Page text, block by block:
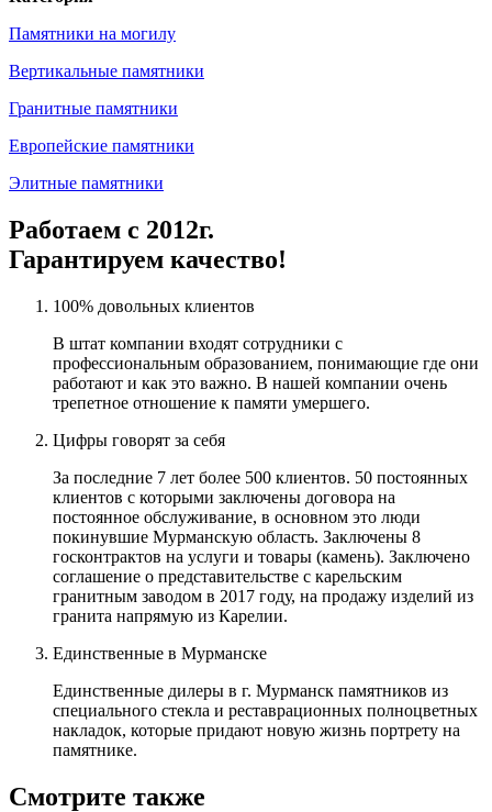
Памятники на могилу
Вертикальные памятники
Гранитные памятники
Европейские памятники
Элитные памятники
Работаем с 2012г.
Гарантируем качество!
100% довольных клиентов
В штат компании входят сотрудники с
профессиональным образованием, понимающие где они
работают и как это важно. В нашей компании очень
трепетное отношение к памяти умершего.
Цифры говорят за себя
За последние 7 лет более 500 клиентов. 50 постоянных
клиентов с которыми заключены договора на
постоянное обслуживание, в основном это люди
покинувшие Мурманскую область. Заключены 8
госконтрактов на услуги и товары (камень). Заключено
соглашение о представительстве с карельским
гранитным заводом в 2017 году, на продажу изделий из
гранита напрямую из Карелии.
Единственные в Мурманске
Единственные дилеры в г. Мурманск памятников из
специального стекла и реставрационных полноцветных
накладок, которые придают новую жизнь портрету на
памятнике.
Смотрите также